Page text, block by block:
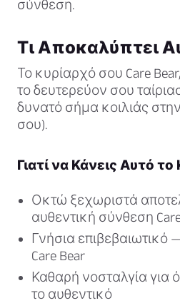
σύνθεση.
Τι Αποκαλύπτει
Το κυρίαρχό σου Care
το δευτερεύον σου
δυνατό σήμα κοιλιάς
σου).
Γιατί να Κάνεις Αυτό το
Οκτώ ξεχωριστά
αυθεντική σύνθεση
Γνήσια επιβεβαιωτικό
Care Bear
Καθαρή νοσταλγία για
το αυθεντικό